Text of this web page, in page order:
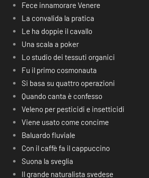
Fece innamorare Venere
La convalida la pratica
Le ha doppie il cavallo
Una scala a poker
Lo studio dei tessuti organici
Fu il primo cosmonauta
Si basa su quattro operazioni
Quando canta è confesso
Veleno per pesticidi e insetticidi
Viene usato come concime
Baluardo fluviale
Con il caffè fa il cappuccino
Suona la sveglia
Il grande naturalista svedese